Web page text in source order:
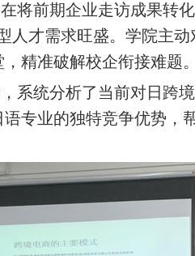
前期企业走访成果转化
人才需求旺盛。学院主
精准破解校企衔接难题。
统分析了当前对日跨
专业的独特竞争优势，